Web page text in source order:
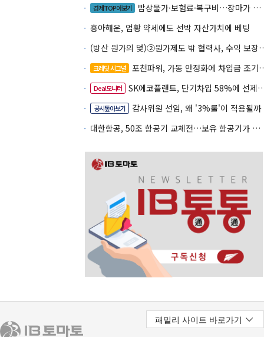
경제TOP아보기
밥상물가·보험료·복구비…장마가 내미는 청구서
흥아해운, 업황 약세에도 선박 자산가치에 베팅
(방산 원가의 덫)②원가제
크레딧 시그널 포천파워, 가동 안정화에 차입금 조기상환 속도
Deal모니터 SK에코플랜트, 단기차입 58%에 선제 차환 카드
공시톺아보기
감사위원 선임, 왜 '3%룰'이 적용될까
대한항공, 50조 항공기 교체전…보유 항공기가 조달 카드